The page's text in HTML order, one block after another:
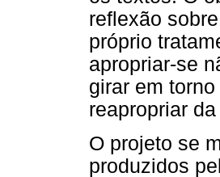
reflexão
próprio
apropriar-se
girar em
reapropriar
O projeto se
produzidos